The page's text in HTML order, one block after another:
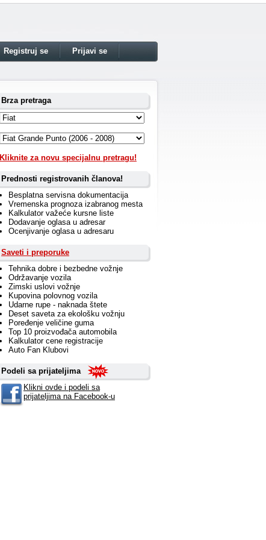
Registruj se Prijavi se
Brza pretraga
Kliknite za novu specijalnu pretragu!
Prednosti registrovanih članova!
Besplatna servisna dokumentacija
Vremenska prognoza izabranog mesta
Kalkulator važeće kursne liste
Dodavanje oglasa u adresar
Ocenjivanje oglasa u adresaru
Saveti i preporuke
Tehnika dobre i bezbedne vožnje
Održavanje vozila
Zimski uslovi vožnje
Kupovina polovnog vozila
Udarne rupe - naknada štete
Deset saveta za ekološku vožnju
Poređenje veličine guma
Top 10 proizvođača automobila
Kalkulator cene registracije
Auto Fan Klubovi
Podeli sa prijateljima
Klikni ovde i podeli sa
prijateljima na Facebook-u